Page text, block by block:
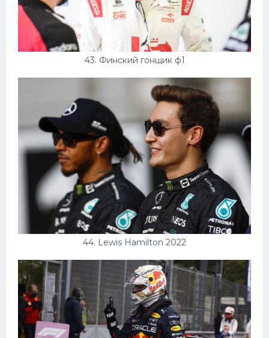
43. Финский гонщик ф1
44. Lewis Hamilton 2022